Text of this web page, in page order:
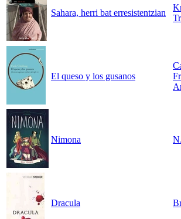
Sahara, herri bat erresistentzian
El queso y los gusanos
Nimona
Dracula